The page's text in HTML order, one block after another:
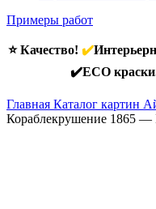
Примеры работ
⭐ Качество! ✔️
✔️ECO
Главная Каталог картин
Кораблекрушение 1865